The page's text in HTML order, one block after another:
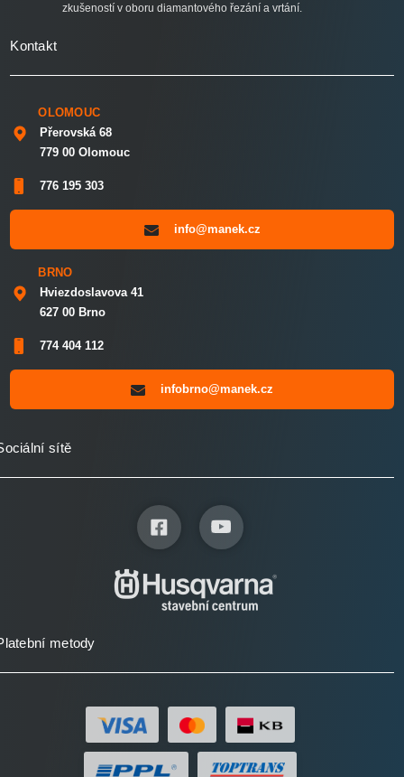
zkušeností v oboru diamantového řezání a vrtání.
Kontakt
OLOMOUC
Přerovská 68
779 00 Olomouc
776 195 303
info@manek.cz
BRNO
Hviezdoslavova 41
627 00 Brno
774 404 112
infobrno@manek.cz
sítě
metody